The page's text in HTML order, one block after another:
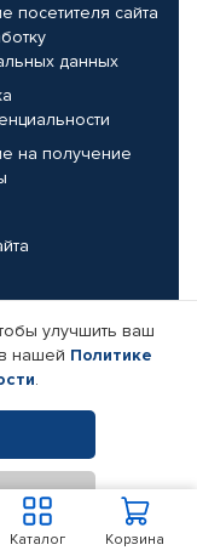
Корзина
Каталог
посетителя сайта
данных
на получение
компании
защищены.
улучшить ваш
нашей Политике
.